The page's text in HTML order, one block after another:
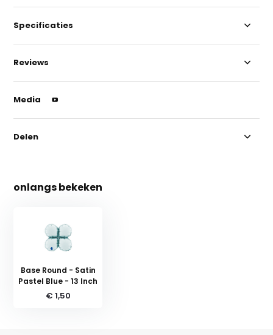
Specificaties
Reviews
Media
Delen
onlangs bekeken
Base Round - Satin
Pastel Blue - 13 Inch
€ 1,50